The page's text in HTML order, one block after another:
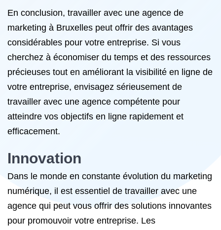
En conclusion, travailler avec une agence de
marketing à Bruxelles peut offrir des avantages
considérables pour votre entreprise. Si vous
cherchez à économiser du temps et des ressources
précieuses tout en améliorant la visibilité en ligne de
votre entreprise, envisagez sérieusement de
travailler avec une agence compétente pour
atteindre vos objectifs en ligne rapidement et
efficacement.
Innovation
Dans le monde en constante évolution du marketing
numérique, il est essentiel de travailler avec une
agence qui peut vous offrir des solutions innovantes
pour promouvoir votre entreprise. Les